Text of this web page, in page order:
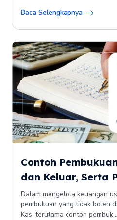
Baca Selengkapnya
Contoh
dan Keluar, Serta
Dalam mengelola keuangan
pembukuan yang tidak boleh
Kas, terutama contoh pembuk...